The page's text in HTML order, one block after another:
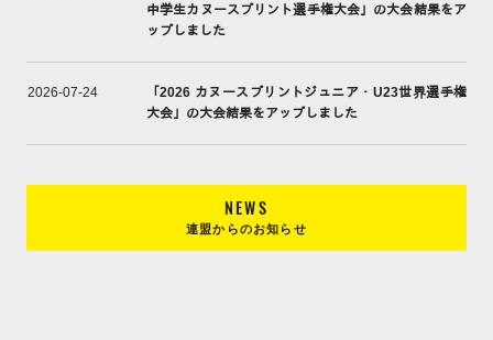
中学生カヌースプリント選手権大会」の大会結果をア
ップしました
2026-07-24
「2026 カヌースプリントジュニア・U23世界選手権
大会」の大会結果をアップしました
NEWS
連盟からのお知らせ